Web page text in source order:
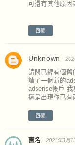
可還有其他原因
回覆
Unknown
請問已經有個舊
請了一個新的
adsense帳戶
還是出現你已有
回覆
匿名 2021年3月